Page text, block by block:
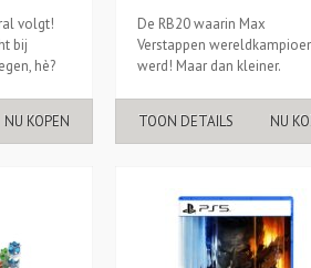
volgt!
bij
hè?
NU KOPEN
De RB20 waarin Max
Verstappen
werd! Maar dan kleiner.
TOON DETAILS NU